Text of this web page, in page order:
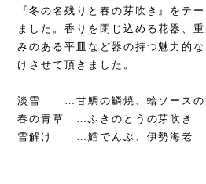
『冬の名残りと春の芽吹き』をテ
ました。香りを閉じ込める花器、
みのある平皿など器の持つ魅力的
けさせて頂きました。
淡雪 …甘鯛の鱗焼、蛤ソースの
春の青草 …ふきのとうの芽吹き
雪解け …鱈でんぶ、伊勢海老